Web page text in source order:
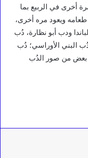
أخرى في الربيع بما
طعامه ويعود مره أخرى،
ودب أبو نظارة، دُب
البني الأوراسي؛ دُب
بعض من صور الدُب